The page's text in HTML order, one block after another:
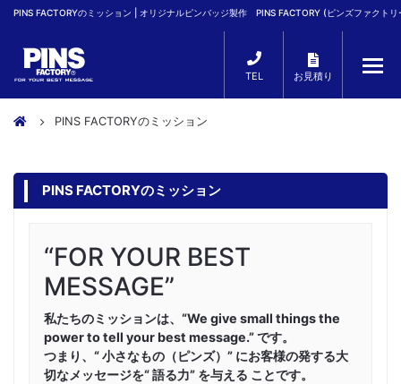
PINS FACTORYのミッション | オリジナルピンバッジ製作 PINS FACTORY (ピンズファクトリ
TEL お見積り
PINS FACTORYのミッション
PINS FACTORYのミッション
“FOR YOUR BEST
MESSAGE”
私たちのミッションは、“We give small things the
power to tell your best message.” です。
つまり、“ 小さなもの（ピンズ）” にお客様の発する大
切なメッセージを“ 語る力” を与える ことです。